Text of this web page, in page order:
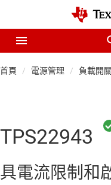
首頁 電源管理 負載開關
TPS22943
具電流限制和